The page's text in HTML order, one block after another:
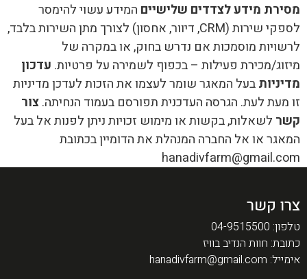
מסירת מידע לצדדים שלישיים המידע עשוי להימסר
לספקי שירות (CRM, דיוור, אחסון) לצורך מתן השירות בלבד,
לרשויות מוסמכות אם נדרש בחוק, או במקרה של
מיזוג/מכירת פעילות – בכפוף לשמירה על פרטיות. עדכון
מדיניותבעל המאגר שומר לעצמו את הזכות לעדכן מדיניות
זו מעת לעת. הגרסה העדכנית תפורסם בעמוד הנחיתה.צור
קשר לשאלות, בקשות או מימוש זכויות ניתן לפנות אל בעל
המאגר או אל החברה המנהלת את הדומיין בכתובת
hanadivfarm@gmail.com
צרו קשר
טלפון: 04-9515500
כתובת: חוות הנדיב בוויז
אימייל: hanadivfarm@gmail.com